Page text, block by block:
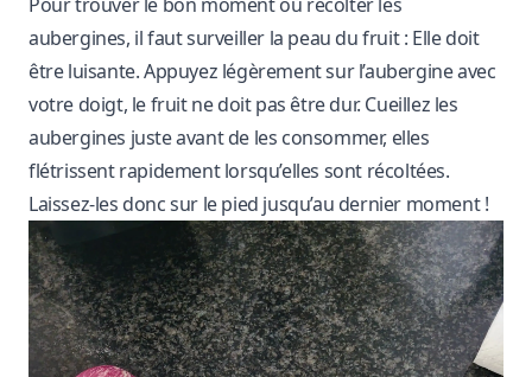
aubergines, il faut surveiller la peau du fruit : Elle doit
être luisante. Appuyez légèrement sur l’aubergine avec
votre doigt, le fruit ne doit pas être dur. Cueillez les
aubergines juste avant de les consommer, elles
flétrissent rapidement lorsqu’elles sont récoltées.
Laissez-les donc sur le pied jusqu’au dernier moment !